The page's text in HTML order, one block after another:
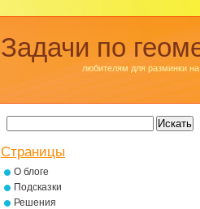
Задачи по
любителям для разминки на
Страницы
О блоге
Подсказки
Решения